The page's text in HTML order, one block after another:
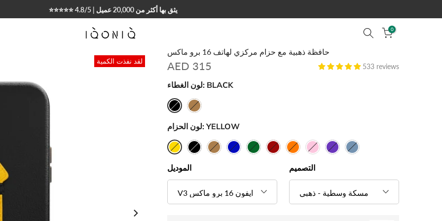
⭐⭐⭐⭐⭐ 4.8/5 | يثق بها أكثر من 20,000 عميل
0
لقد نفذت الكمية
حافظة ذهبية مع حزام مركزي لهاتف 16 برو ماكس
AED 315 533 reviews
لون الغطاء: BLACK
لون الحزام: YELLOW
الموديل التصميم